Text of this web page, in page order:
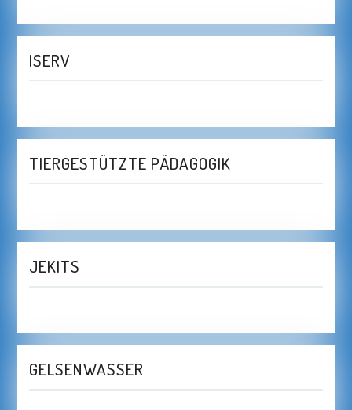
ISERV
TIERGESTÜTZTE PÄDAGOGIK
JEKITS
GELSENWASSER